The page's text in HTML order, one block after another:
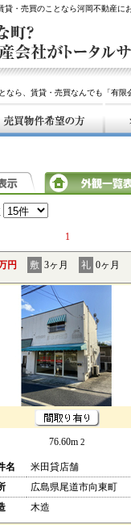
・売買のことなら河岡不動産に
ら、賃貸・売買なんでも「有
1
円 敷 3ヶ月 礼 0ヶ月
76.60m 2
名
米田貸店舗
広島県尾道市向東町
木造